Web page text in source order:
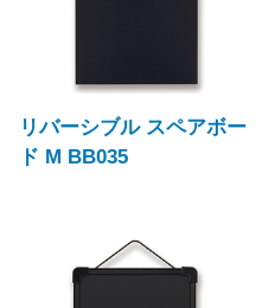
リバーシブル スペアボー
ド M BB035